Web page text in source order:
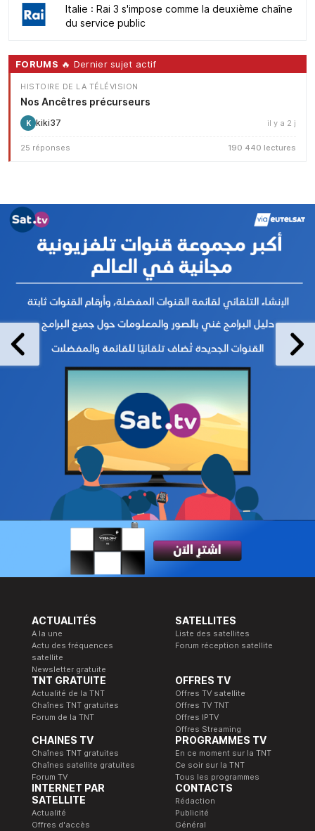
Italie : Rai 3 s'impose comme la deuxième chaîne
du service public
FORUMS 🔥 Dernier sujet actif
HISTOIRE DE LA TÉLÉVISION
Nos Ancêtres précurseurs
K kiki37 il y a 2 j
25 réponses 190 440 lectures
ACTUALITÉS
A la une
Actu des fréquences
satellite
Newsletter gratuite
SATELLITES
Liste des satellites
Forum réception satellite
TNT GRATUITE
Actualité de la TNT
Chaînes TNT gratuites
Forum de la TNT
OFFRES TV
Offres TV satellite
Offres TV TNT
Offres IPTV
Offres Streaming
CHAINES TV
Chaînes TNT gratuites
Chaînes satellite gratuites
Forum TV
PROGRAMMES TV
En ce moment sur la TNT
Ce soir sur la TNT
Tous les programmes
INTERNET PAR
SATELLITE
Actualité
Offres d'accès
CONTACTS
Rédaction
Publicité
Général